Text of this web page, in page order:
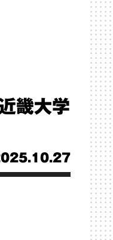
畿大学